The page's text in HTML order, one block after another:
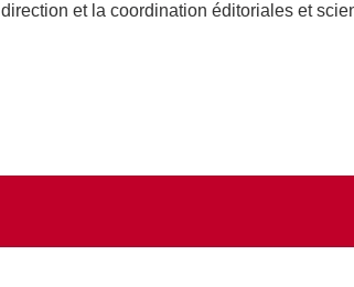
direction et la coordination éditoriales et